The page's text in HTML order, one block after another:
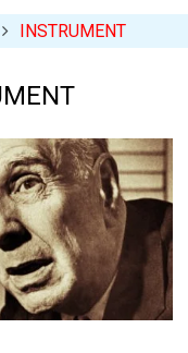
INSTRUMENT